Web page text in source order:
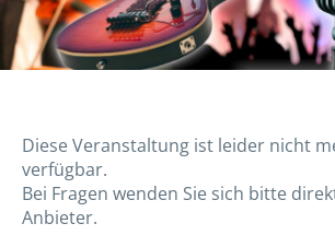
Diese Veranstaltung ist leider nicht
verfügbar.
Bei Fragen wenden Sie sich bitte
Anbieter.